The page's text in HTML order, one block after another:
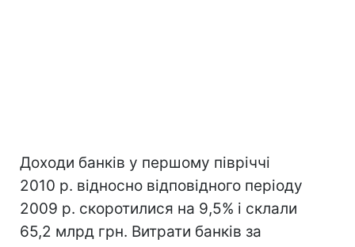
Доходи банків у першому півріччі
2010 р. відносно відповідного періоду
2009 р. скоротилися на 9,5% і склали
65,2 млрд грн. Витрати банків за